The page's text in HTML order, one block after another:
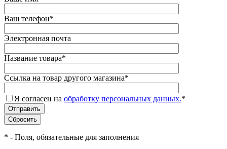
Ваш телефон*
Электронная почта
Название товара*
Ссылка на товар другого магазина*
Я согласен на обработку персональных данных.*
* - Поля, обязательные для заполнения